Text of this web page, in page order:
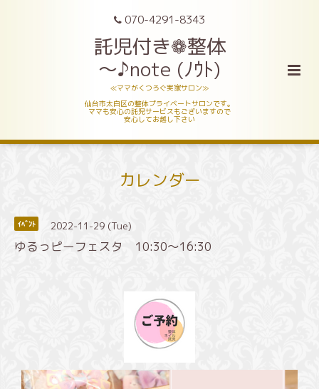
070-4291-8343
託児付き❁整体
～♪note (ﾉｳﾄ)
≪ママがくつろぐ実家サロン≫
仙台市太白区の整体プライベートサロンです。
ママも安心の託児サービスもございますので
安心してお越し下さい
カレンダー
ｲﾍﾞﾝﾄ 2022-11-29 (Tue)
ゆるっピーフェスタ 10:30～16:30